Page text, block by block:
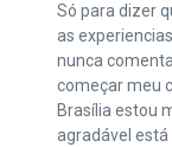
Só para dizer
as
nunca
começar meu
Brasília estou
agradável